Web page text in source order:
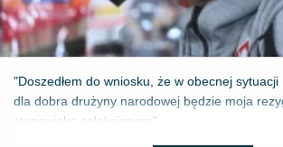
"Doszedłem do wniosku, że w obecnej
dla dobra drużyny narodowej będzie moja
stanowiska selekcjonera" - ...